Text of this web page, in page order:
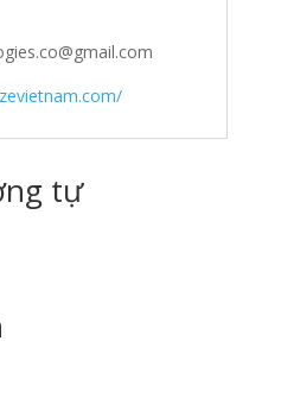
tự